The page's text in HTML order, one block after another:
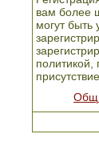
вам более
могут быть